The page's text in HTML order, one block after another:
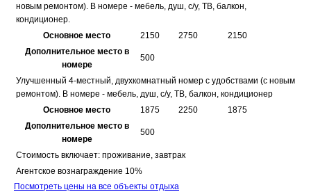
новым ремонтом). В номере - мебель, душ, с/у, ТВ, балкон,
кондиционер.
Основное место
2150 2750
2150
Дополнительное место в
номере
500
Улучшенный 4-местный, двухкомнатный номер с удобствами (с новым
ремонтом). В номере - мебель, душ, с/у, ТВ, балкон, кондиционер
Основное место
1875 2250
1875
Дополнительное место в
номере
500
Стоимость включает: проживание, завтрак
Агентское вознаграждение 10%
Посмотреть цены на все объекты отдыха